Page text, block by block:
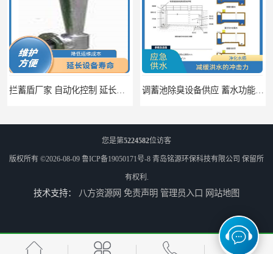
调蓄池冲洗阀给排水设备 节省水资源 提高工作效率
您是第5224582位访客
版权所有 ©2026-08-09 鲁ICP备19050171号-8 青岛铭源环保科技有限公司 保留所
有权利.
技术支持： 八方资源网 免责声明 管理员入口 网站地图